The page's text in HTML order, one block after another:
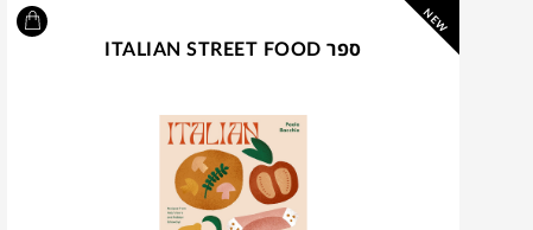
NEW
ספר ITALIAN STREET FOOD